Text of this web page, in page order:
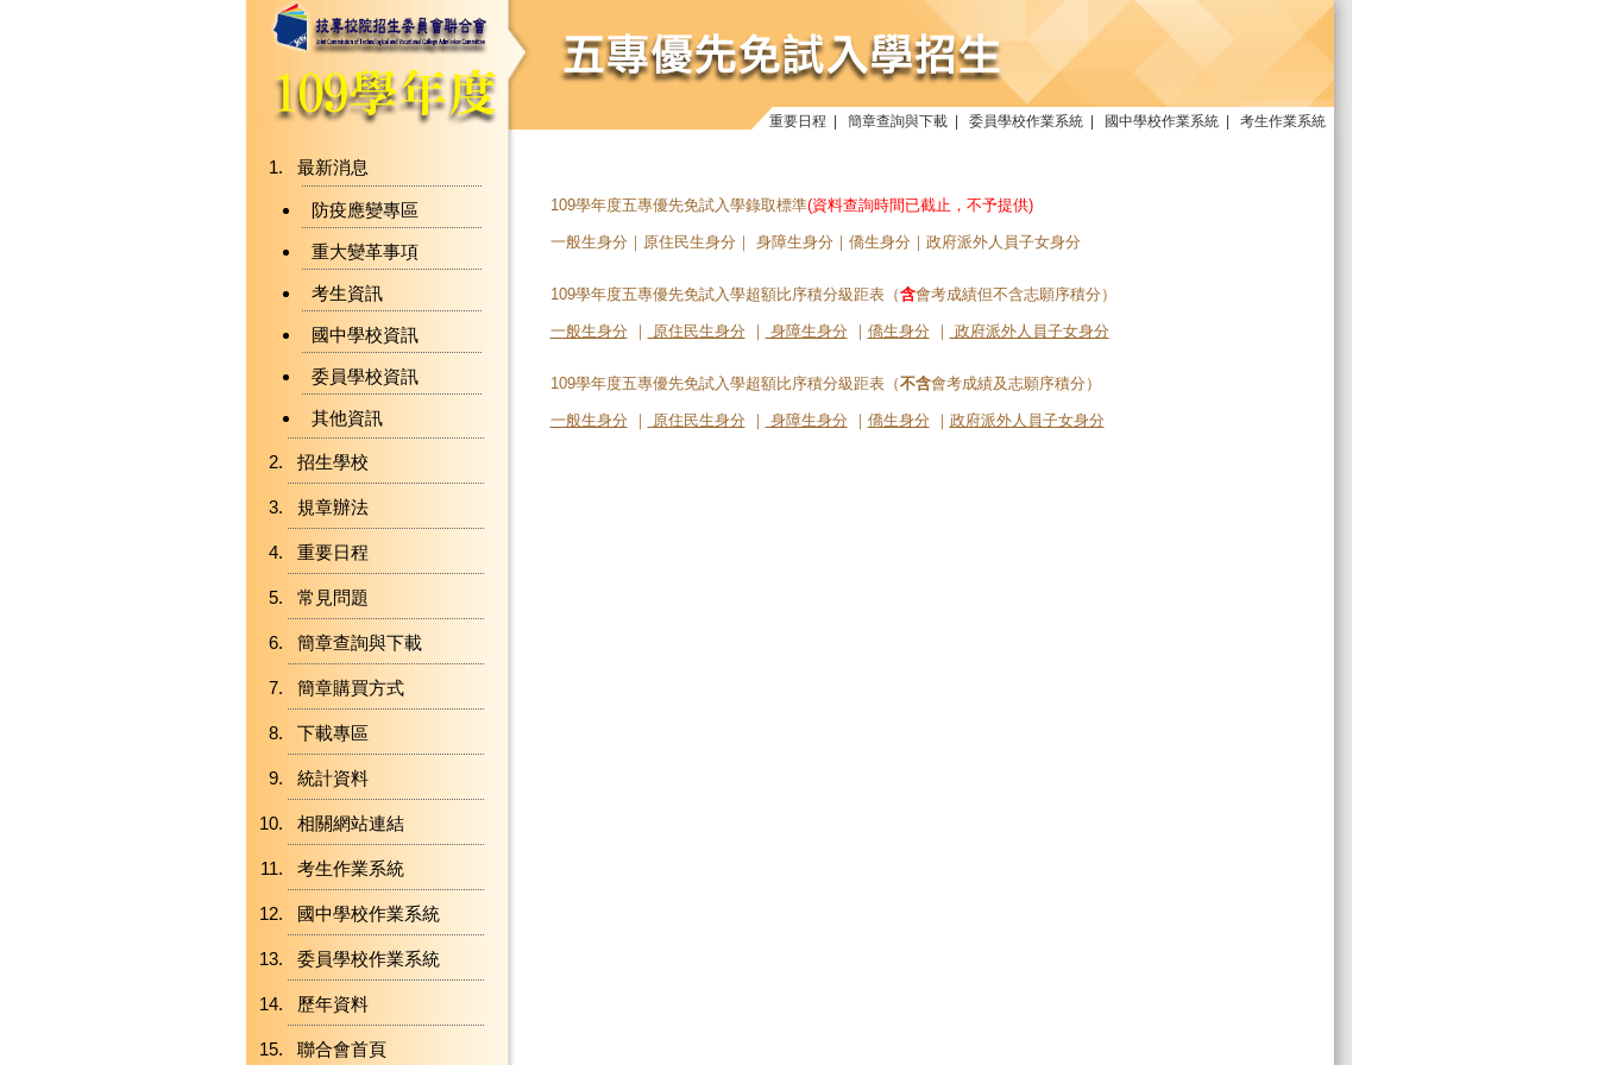
重要日程 簡章查詢與下載 委員學校作業系統 國中學校作業系統 考生作業系統
最新消息
防疫應變專區
重大變革事項
考生資訊
國中學校資訊
委員學校資訊
其他資訊
招生學校
規章辦法
重要日程
常見問題
簡章查詢與下載
簡章購買方式
下載專區
統計資料
相關網站連結
考生作業系統
國中學校作業系統
委員學校作業系統
歷年資料
聯合會首頁
109學年度五專優先免試入學錄取標準(資料查詢時間已截止，不予提供)
一般生身分｜原住民生身分｜ 身障生身分｜僑生身分｜政府派外人員子女身分
109學年度五專優先免試入學超額比序積分級距表（含會考成績但不含志願序積分）
一般生身分 ｜ 原住民生身分 ｜ 身障生身分 ｜ 僑生身分 ｜ 政府派外人員子女身分
109學年度五專優先免試入學超額比序積分級距表（不含會考成績及志願序積分）
一般生身分 ｜ 原住民生身分 ｜ 身障生身分 ｜ 僑生身分 ｜ 政府派外人員子女身分